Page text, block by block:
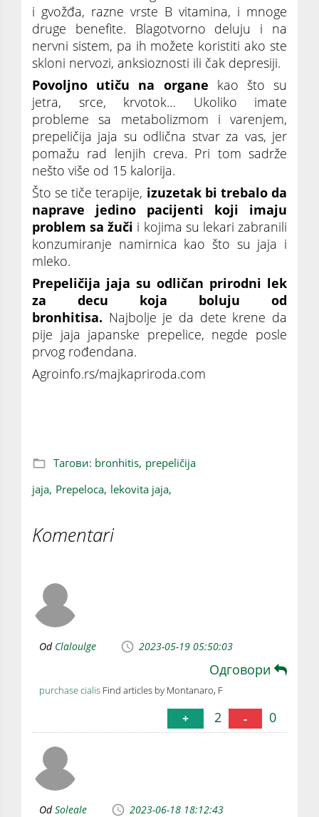
i gvožđa, razne vrste B vitamina, i mnoge
druge benefite. Blagotvorno deluju i na
nervni sistem, pa ih možete koristiti ako ste
skloni nervozi, anksioznosti ili čak depresiji.
Povoljno utiču na organe kao što su
jetra, srce, krvotok… Ukoliko imate
probleme sa metabolizmom i varenjem,
prepeličija jaja su odlična stvar za vas, jer
pomažu rad lenjih creva. Pri tom sadrže
nešto više od 15 kalorija.
Što se tiče terapije, izuzetak bi trebalo da
naprave jedino pacijenti koji imaju
problem sa žuči i kojima su lekari zabranili
konzumiranje namirnica kao što su jaja i
mleko.
Prepeličija jaja su odličan prirodni lek
za decu koja boluju od
bronhitisa. Najbolje je da dete krene da
pije jaja japanske prepelice, negde posle
prvog rođendana.
Agroinfo.rs/majkapriroda.com
Тагови: bronhitis, prepeličija
jaja, Prepeloca, lekovita jaja,
Komentari
Od Claloulge 2023-05-19 05:50:03
Одговори
purchase cialis Find articles by Montanaro, F
+ 2 - 0
OdSoleale 2023-06-18 18:12:43